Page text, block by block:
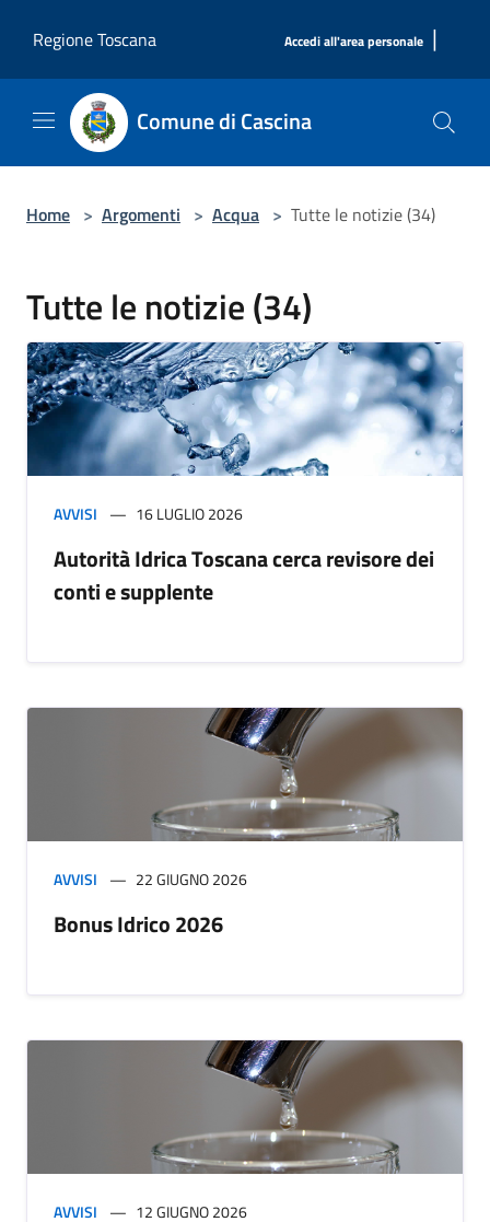
Regione Toscana
Accedi all'area personale |
Comune di Cascina
Home > Argomenti > Acqua > Tutte le notizie (34)
Tutte le notizie (34)
AVVISI 16 LUGLIO 2026
Autorità Idrica Toscana cerca revisore dei
conti e supplente
AVVISI 22 GIUGNO 2026
Bonus Idrico 2026
AVVISI 12 GIUGNO 2026